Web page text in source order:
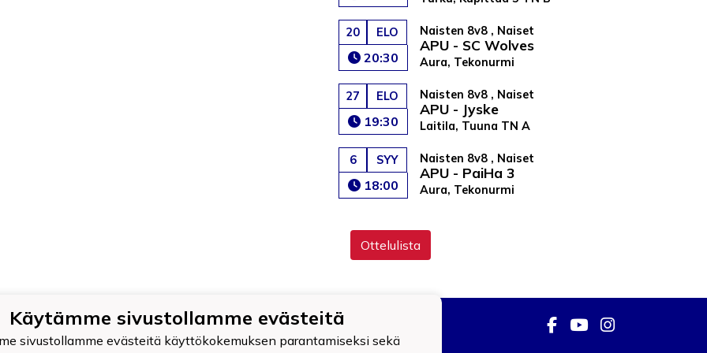
20 ELO
20:30
Naisten 8v8 , Naiset
APU - SC Wolves
Aura, Tekonurmi
27 ELO
19:30
Naisten 8v8 , Naiset
APU - Jyske
Laitila, Tuuna TN A
6 SYY
18:00
Naisten 8v8 , Naiset
APU - PaiHa 3
Aura, Tekonurmi
Ottelulista
Palokunnan Urheilijat ry
4
Käytämme sivustollamme evästeitä
sivustollamme evästeitä käyttökokemuksen parantamiseksi sekä